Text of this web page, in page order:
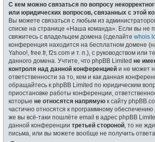
С кем можно связаться по вопросу
или юридических вопросов, связанных с этой
Вы можете связаться с любым из
списке на странице «Наша команда». Если вы не
свяжитесь с владельцем домена (сделайте whois
конференция находится на бесплатном домене
Yahoo!, free.fr, f2s.com и т. п.), с руководством или
данного домена. Учтите, что phpBB Limited не
контроля над данной конференцией и не может
ответственности за то, кем и как данная
обращайтесь к phpBB Limited по юридическим
приостановке работы конференции,
которые не относятся напрямую к сайту
частично относятся к программному
же вы всё-таки пошлёте email в адрес phpBB
данной конференции третьей стороной , то не
письма, или вы можете вообще не получить ответа.